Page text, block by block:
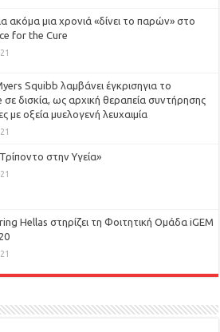
ακόμα μια χρονιά «δίνει το παρών» στο
for the Cure
Squibb λαμβάνει έγκρισηγια το
δισκία, ως αρχική θεραπεία συντήρησης
με οξεία μυελογενή λευχαιμία
στην Υγεία»
Hellas στηρίζει τη Φοιτητική Ομάδα iGEM